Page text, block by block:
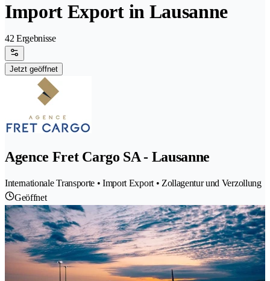
Import Export in Lausanne
42 Ergebnisse
Jetzt geöffnet
Agence Fret Cargo SA - Lausanne
Internationale Transporte • Import Export • Zollagentur und Verzollung
Geöffnet